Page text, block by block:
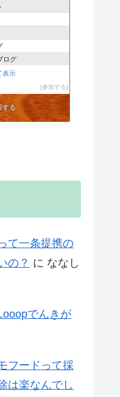
ログ
表示
参加する
する
て一条提携の
の？ に ななし
でんきが
フードって採
は楽なんでし